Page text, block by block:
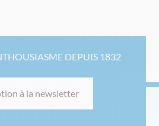
DEPUIS 1832
à la newsletter